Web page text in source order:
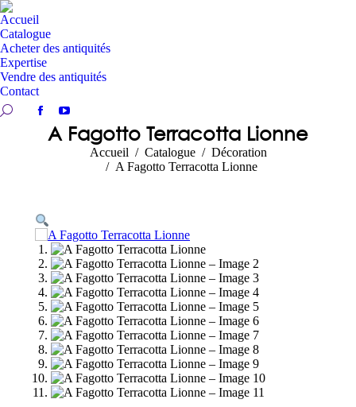
Accueil
Catalogue
Acheter des antiquités
Expertise
Vendre des antiquités
Contact
Recherche:
Facebook
page
YouTube
page
opens
A Fagotto Terracotta Lionne
Vous êtes ici :Accueil Catalogue
Décoration
A Fagotto Terracotta Lionne